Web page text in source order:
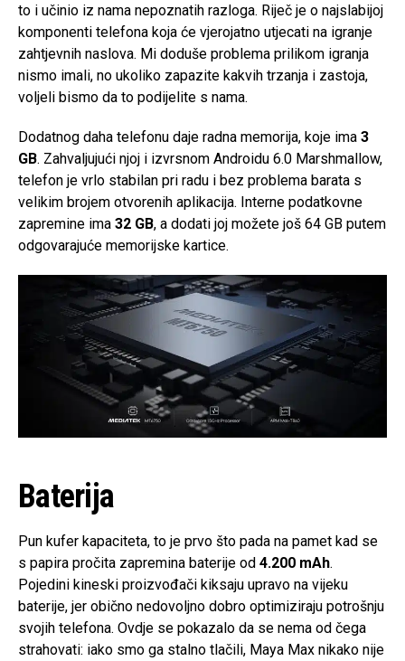
to i učinio iz nama nepoznatih razloga. Riječ je o najslabijoj
komponenti telefona koja će vjerojatno utjecati na igranje
zahtjevnih naslova. Mi doduše problema prilikom igranja
nismo imali, no ukoliko zapazite kakvih trzanja i zastoja,
voljeli bismo da to podijelite s nama.
Dodatnog daha telefonu daje radna memorija, koje ima 3
GB. Zahvaljujući njoj i izvrsnom Androidu 6.0 Marshmallow,
telefon je vrlo stabilan pri radu i bez problema barata s
velikim brojem otvorenih aplikacija. Interne podatkovne
zapremine ima 32 GB, a dodati joj možete još 64 GB putem
odgovarajuće memorijske kartice.
Baterija
Pun kufer kapaciteta, to je prvo što pada na pamet kad se
s papira pročita zapremina baterije od 4.200 mAh.
Pojedini kineski proizvođači kiksaju upravo na vijeku
baterije, jer obično nedovoljno dobro optimiziraju potrošnju
svojih telefona. Ovdje se pokazalo da se nema od čega
strahovati: iako smo ga stalno tlačili, Maya Max nikako nije